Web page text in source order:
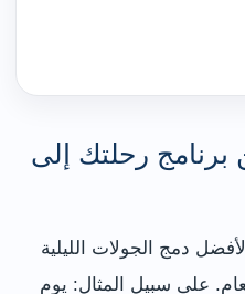
رحلتك إلى
دمج الجولات الليلية
على سبيل المثال: يوم